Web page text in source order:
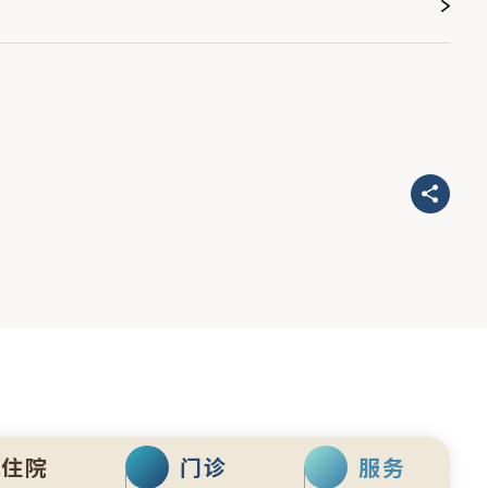
住院 门诊 服务